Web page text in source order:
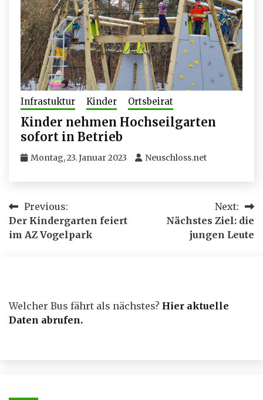
Infrastuktur Kinder Ortsbeirat
Kinder nehmen Hochseilgarten
sofort in Betrieb
Montag, 23. Januar 2023 Neuschloss.net
Beitragsnavigation
Previous:
Der Kindergarten feiert
im AZ Vogelpark
Next:
Nächstes Ziel: die
jungen Leute
Welcher Bus fährt als nächstes? Hier aktuelle
Daten abrufen.